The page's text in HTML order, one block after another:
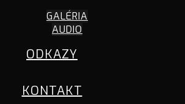
GALÉRIA
AUDIO
ODKAZY
KONTAKT